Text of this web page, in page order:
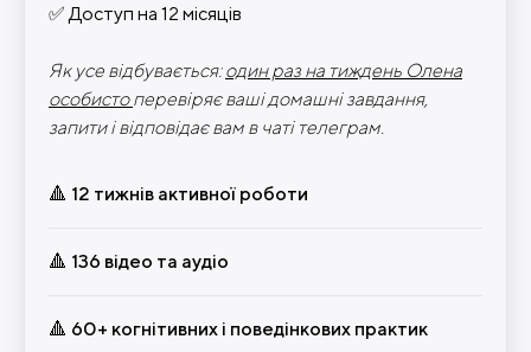
✅Доступ на 12 місяців
Як усе відбувається:один раз на тиждень Олена
особистоперевіряє ваші домашні завдання,
запити і відповідає вам в чаті телеграм.
🔺 12 тижнів активної роботи
🔺 136 відео та аудіо
🔺 60+ когнітивних і поведінкових практик